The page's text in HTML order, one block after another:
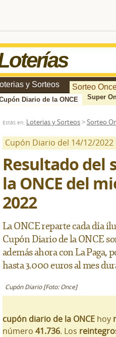
y Sorteos Sorteo
Diario de la ONCE Super
Estás en: Loterias y Sorteos>Sorteo
Cupón Diario del 14/12/2022
Resultado del
la ONCE del
2022
La ONCE reparte cada día
Cupón Diario de la ONCE
además ahora con La Paga,
hasta 3.000 euros al mes
Cupón Diario [Foto: Once]
cupón diario de la ONCE hoy
número 41.736. Los